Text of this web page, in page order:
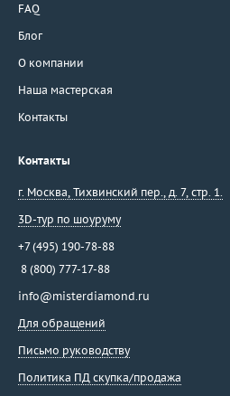
FAQ
Блог
О компании
Наша мастерская
Контакты
Контакты
г. Москва Тихвинский пер., д. 7, стр. 1.
3D-тур по шоуруму
+7 (495) 190-78-88
8 (800) 777-17-88
info@misterdiamond.ru
Для обращений
Письмо руководству
Политика ПД скупка/продажа